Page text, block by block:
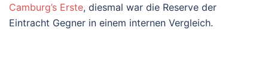
Camburg’s Erste, diesmal war die Reserve der
Eintracht Gegner in einem internen Vergleich.